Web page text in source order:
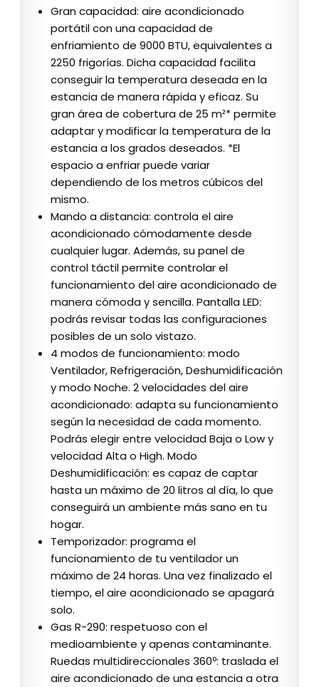
Gran capacidad: aire acondicionado
portátil con una capacidad de
enfriamiento de 9000 BTU, equivalentes a
2250 frigorías. Dicha capacidad facilita
conseguir la temperatura deseada en la
estancia de manera rápida y eficaz. Su
gran área de cobertura de 25 m²* permite
adaptar y modificar la temperatura de la
estancia a los grados deseados. *El
espacio a enfriar puede variar
dependiendo de los metros cúbicos del
mismo.
Mando a distancia: controla el aire
acondicionado cómodamente desde
cualquier lugar. Además, su panel de
control táctil permite controlar el
funcionamiento del aire acondicionado de
manera cómoda y sencilla. Pantalla LED:
podrás revisar todas las configuraciones
posibles de un solo vistazo.
4 modos de funcionamiento: modo
Ventilador, Refrigeración, Deshumidificación
y modo Noche. 2 velocidades del aire
acondicionado: adapta su funcionamiento
según la necesidad de cada momento.
Podrás elegir entre velocidad Baja o Low y
velocidad Alta o High. Modo
Deshumidificación: es capaz de captar
hasta un máximo de 20 litros al día, lo que
conseguirá un ambiente más sano en tu
hogar.
Temporizador: programa el
funcionamiento de tu ventilador un
máximo de 24 horas. Una vez finalizado el
tiempo, el aire acondicionado se apagará
solo.
Gas R-290: respetuoso con el
medioambiente y apenas contaminante.
Ruedas multidireccionales 360º: traslada el
aire acondicionado de una estancia a otra